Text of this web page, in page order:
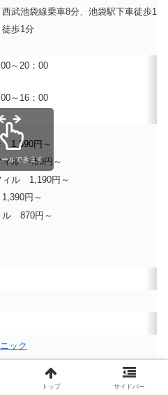
武池袋線乗車8分、池袋駅下車徒歩1分
歩1分
～20：00
～16：00
1,390円～
ィル 450円～
ィル 1,190円～
円～
ル 870円～
ック
ールできます
トップ サイドバー